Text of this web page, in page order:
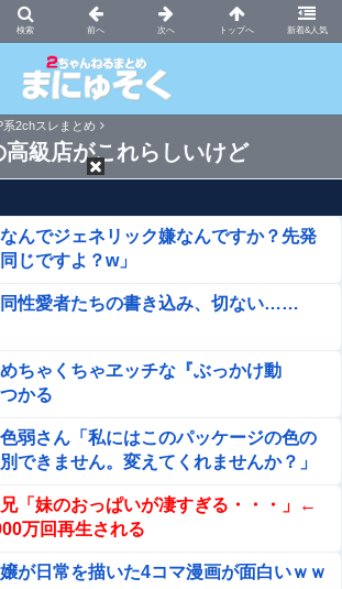
新着&人気
く 2chまとめニュース速報VIP
系2chスレまとめ
高級店がこれらしいけど
んでジェネリック嫌なんですか？先発
じですよ？w」
同性愛者たちの書き込み、切ない……
めちゃくちゃヱッチな『ぶっかけ動
かる
色弱さん「私にはこのパッケージの色の
できません。変えてくれませんか？」
兄「妹のおっぱいが凄すぎる・・・」←
万回再生される
が日常を描いた4コマ漫画が面白いｗｗ